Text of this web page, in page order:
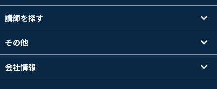
講師を探す
その他
会社情報